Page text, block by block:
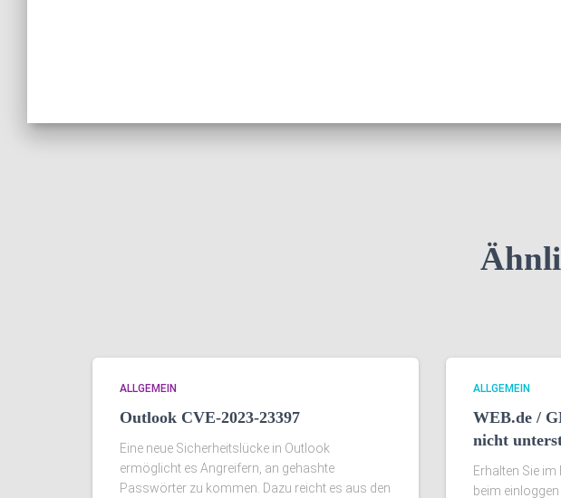
ALLGEMEIN
Outlook CVE-2023-23397
Eine neue Sicherheitslücke in Outlook
ermöglicht es Angreifern, an gehashte
Passwörter zu kommen. Dazu reicht es aus den
ALLGEMEIN
WEB.de /
nicht
Erhalten Sie
beim